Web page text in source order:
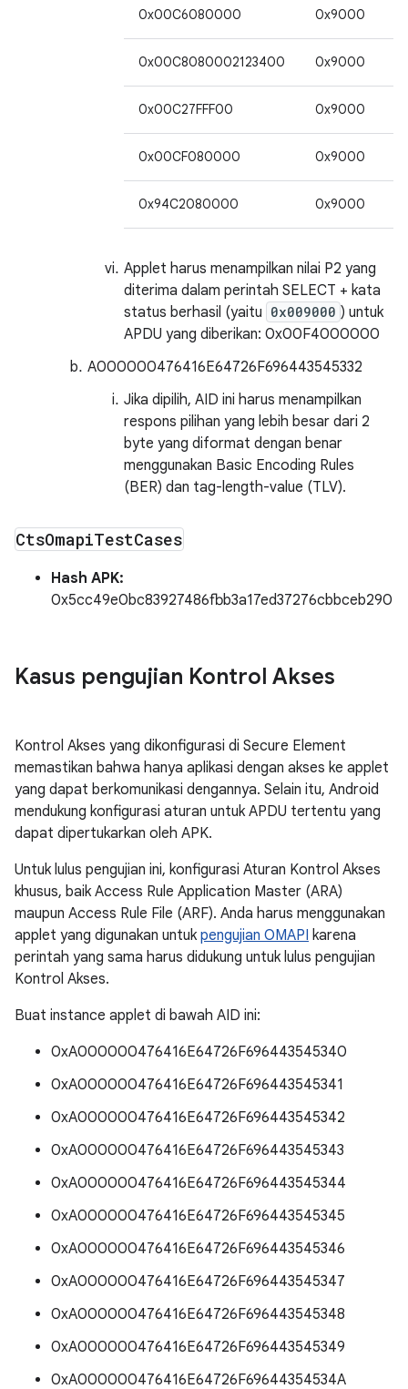
0x00C6080000 0x9000
0x00C8080002123400 0x9000
0x00C27FFF00 0x9000
0x00CF080000 0x9000
0x94C2080000 0x9000
Applet harus menampilkan nilai P2 yang
diterima dalam perintah SELECT + kata
status berhasil (yaitu 0x009000 ) untuk
APDU yang diberikan: 0x00F4000000
A000000476416E64726F696443545332
Jika dipilih, AID ini harus menampilkan
respons pilihan yang lebih besar dari 2
byte yang diformat dengan benar
menggunakan Basic Encoding Rules
(BER) dan tag-length-value (TLV).
CtsOmapiTestCases
Hash APK:
0x5cc49e0bc83927486fbb3a17ed37276cbbceb290
Kasus pengujian Kontrol Akses
Kontrol Akses yang dikonfigurasi di Secure Element
memastikan bahwa hanya aplikasi dengan akses ke applet
yang dapat berkomunikasi dengannya. Selain itu, Android
mendukung konfigurasi aturan untuk APDU tertentu yang
dapat dipertukarkan oleh APK.
Untuk lulus pengujian ini, konfigurasi Aturan Kontrol Akses
khusus, baik Access Rule Application Master (ARA)
maupun Access Rule File (ARF). Anda harus menggunakan
applet yang digunakan untuk pengujian OMAPI karena
perintah yang sama harus didukung untuk lulus pengujian
Kontrol Akses.
Buat instance applet di bawah AID ini:
0xA000000476416E64726F696443545340
0xA000000476416E64726F696443545341
0xA000000476416E64726F696443545342
0xA000000476416E64726F696443545343
0xA000000476416E64726F696443545344
0xA000000476416E64726F696443545345
0xA000000476416E64726F696443545346
0xA000000476416E64726F696443545347
0xA000000476416E64726F696443545348
0xA000000476416E64726F696443545349
0xA000000476416E64726F69644354534A